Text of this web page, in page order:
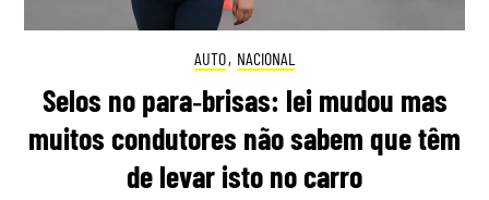
AUTO, NACIONAL
Selos no para‑brisas: lei mudou mas
muitos condutores não sabem que têm
de levar isto no carro